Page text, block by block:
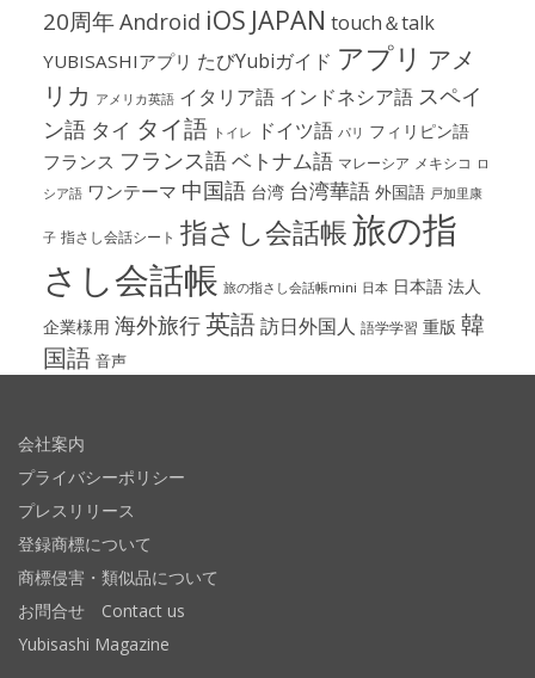
20周年Android iOS JAPAN touch＆talk
YUBISASHIアプリ たびYubiガイド アプリ アメ
リカ アメリカ英語 イタリア語 インドネシア語 スペイ
ン語 タイ タイ語 トイレ ドイツ語 パリ フィリピン語
フランス フランス語ベトナム語 マレーシア メキシコ ロ
シア語 ワンテーマ 中国語 台湾 台湾華語 外国語 戸加里康
子 指さし会話シート 指さし会話帳旅の指
さし会話帳 旅の指さし会話帳mini 日本 日本語 法人
企業様用 海外旅行英語訪日外国人 語学学習 重版 韓
国語 音声
会社案内
プライバシーポリシー
プレスリリース
登録商標について
商標侵害・類似品について
お問合せ Contact us
Yubisashi Magazine